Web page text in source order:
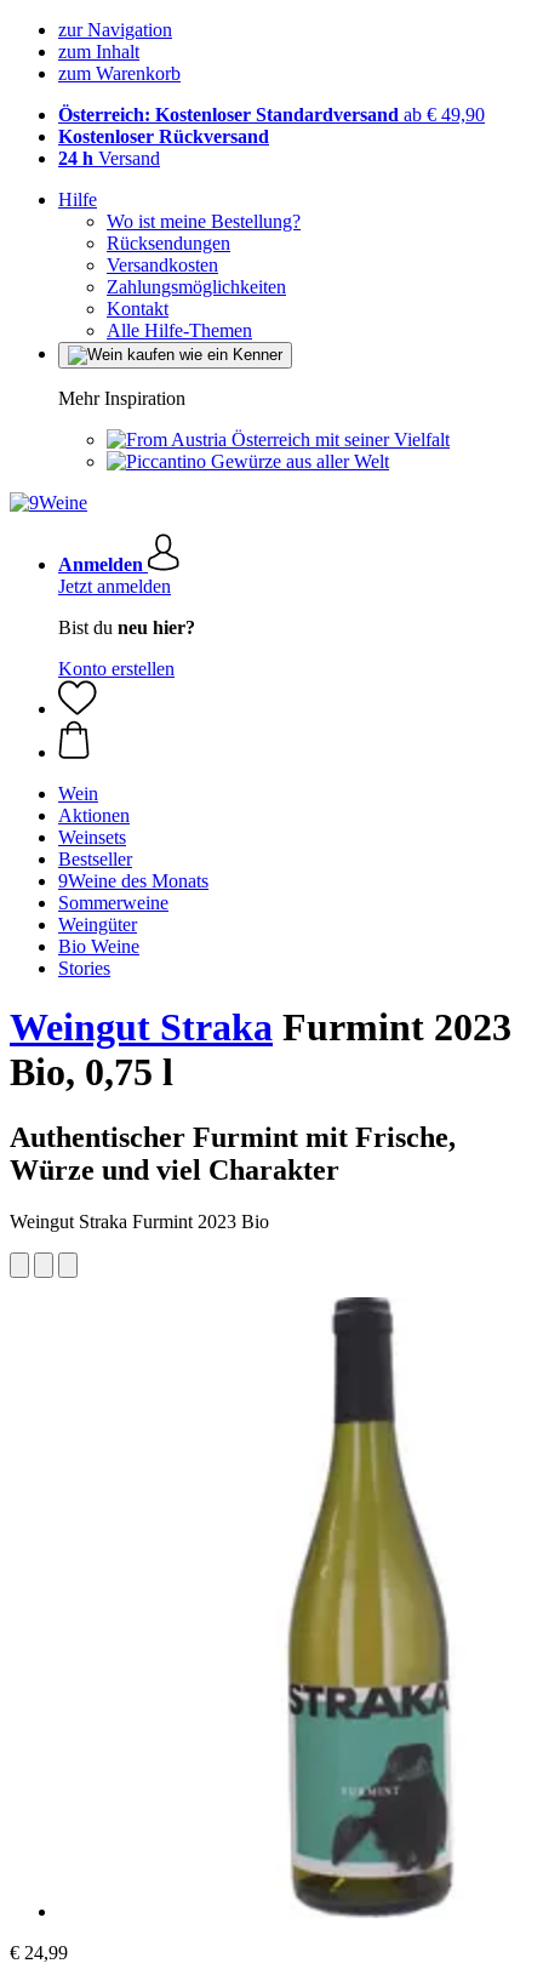
zur Navigation
zum Inhalt
zum Warenkorb
Österreich: Kostenloser Standardversand ab € 49,90
Kostenloser Rückversand
24 h Versand
Hilfe
Wo ist meine Bestellung?
Rücksendungen
Versandkosten
Zahlungsmöglichkeiten
Kontakt
Alle Hilfe-Themen
Mehr Inspiration
Österreich mit seiner Vielfalt
Gewürze aus aller Welt
Anmelden
Jetzt anmelden
Bist du neu hier?
Konto erstellen
Wein
Aktionen
Weinsets
Bestseller
9Weine des Monats
Sommerweine
Weingüter
Bio Weine
Stories
Weingut Straka Furmint 2023
Bio, 0,75 l
Authentischer Furmint mit Frische,
Würze und viel Charakter
Weingut Straka Furmint 2023 Bio
€ 24,99